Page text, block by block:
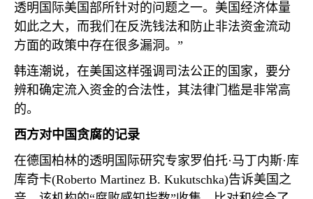
透明国际美国部所针对的问题之一。美国经济体量
如此之大，而我们在反洗钱法和防止非法资金流动
方面的政策中存在很多漏洞。”
韩连潮说，在美国这样强调司法公正的国家，要分
辨和确定流入资金的合法性，其法律门槛是非常高
的。
西方对中国贪腐的记录
在德国柏林的透明国际研究专家罗伯托·马丁内斯·库
库奇卡(Roberto Martinez B. Kukutschka)告诉美国之